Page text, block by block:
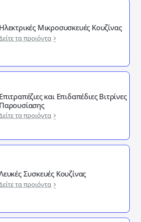
Ηλεκτρικές Μικροσυσκευές Κουζίνας
τα προιόντα
Επιτραπέζιες και Επιδαπέδιες Βιτρίνες
Παρουσίασης
τα προιόντα
Συσκευές Κουζίνας
τα προιόντα